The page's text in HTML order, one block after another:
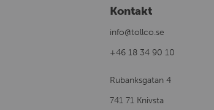
Kontakt
info@tollco.se
+46 18 34 90 10
Rubanksgatan 4
741 71 Knivsta